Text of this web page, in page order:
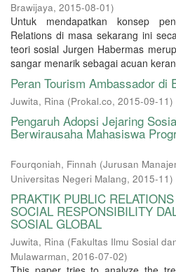
Brawijaya, 2015-08-01)
Untuk mendapatkan konsep
Relations di masa sekarang ini
teori sosial Jurgen Habermas
sangar menarik sebagai acuan
Peran Tourism Ambassador di
Juwita, Rina (Prokal.co, 2015-09-11)
Pengaruh Adopsi Jejaring
Berwirausaha Mahasiswa
Fourqoniah, Finnah (Jurusan
Universitas Negeri Malang, 2015-11)
PRAKTIK PUBLIC
SOCIAL RESPONSIBILITY
SOSIAL GLOBAL
Juwita, Rina (Fakultas Ilmu Sosial
Mulawarman, 2016-07-02)